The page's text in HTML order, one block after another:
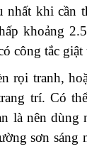
nhất khi cần
khoảng
công tắc
rọi tranh,
trí. Có
là nên dùng
sơn